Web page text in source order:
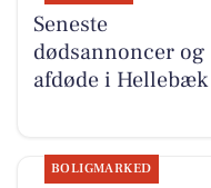
Seneste
dødsannoncer og
afdøde i Hellebæk
BOLIGMARKED